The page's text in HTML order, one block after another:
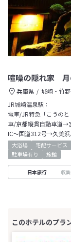
喧噪の隠れ家 月
兵庫県 城崎・竹野
JR城崎温泉駅：
電車/JR特急「こうの
車/京都縦貫自動車道→
IC～国道312号→久美
大浴場 宅配サービス
駐車場有り
旅館
日本旅行 収